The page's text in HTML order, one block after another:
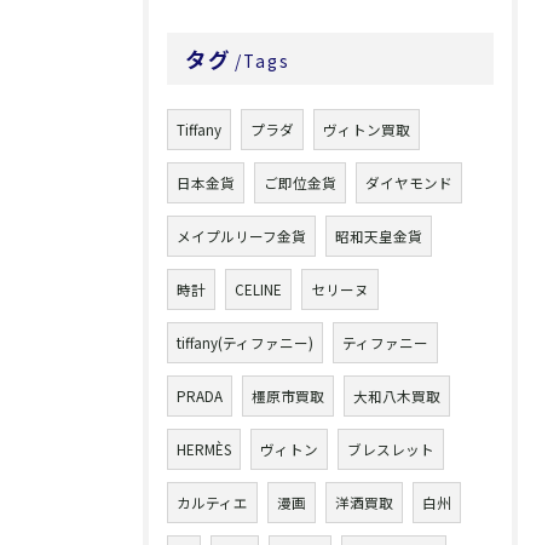
タグ Tags
Tiffany プラダ ヴィトン買取
日本金貨 ご即位金貨 ダイヤモンド
メイプルリーフ金貨 昭和天皇金貨
時計 CELINE セリーヌ
tiffany(ティファニー) ティファニー
PRADA 橿原市買取 大和八木買取
HERMÈS ヴィトン ブレスレット
カルティエ 漫画 洋酒買取 白州